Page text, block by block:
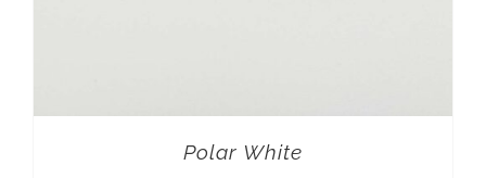
Polar White